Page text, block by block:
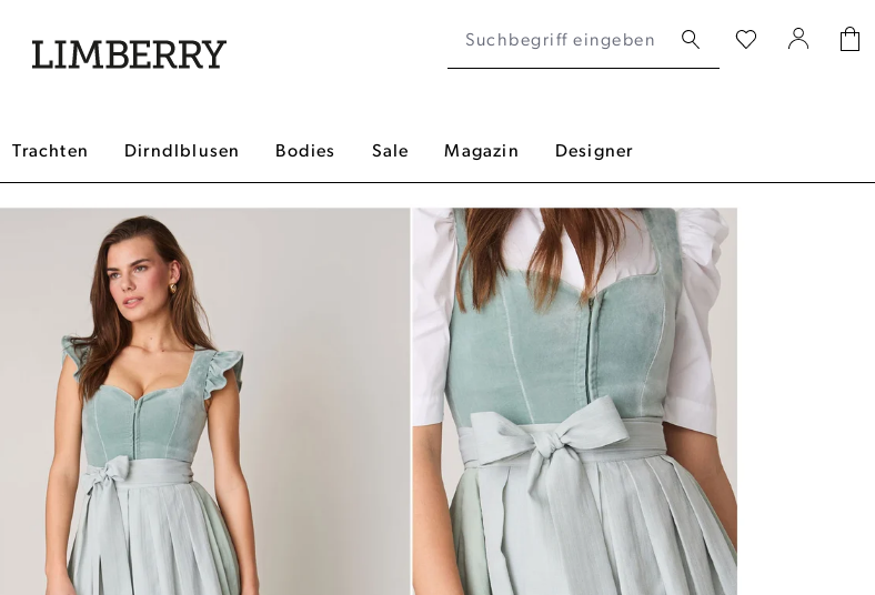
Trachten Dirndlblusen Bodies Sale Magazin Designer